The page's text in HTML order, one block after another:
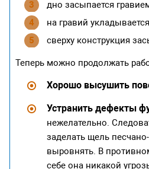
дно засыпается
на гравий
сверху конструкция
Теперь можно продолжать
Хорошо высушить
Устранить дефекты
нежелательно.
заделать щель
выровнять. В
себе она никакой